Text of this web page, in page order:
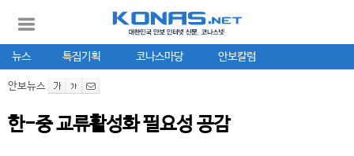
뉴스 특집기획 코나스마당 안보칼럼
안보뉴스
한-중 교류활성화 필요성 공감